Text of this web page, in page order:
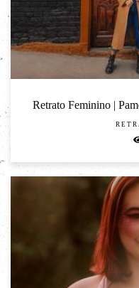
Retrato Feminino |